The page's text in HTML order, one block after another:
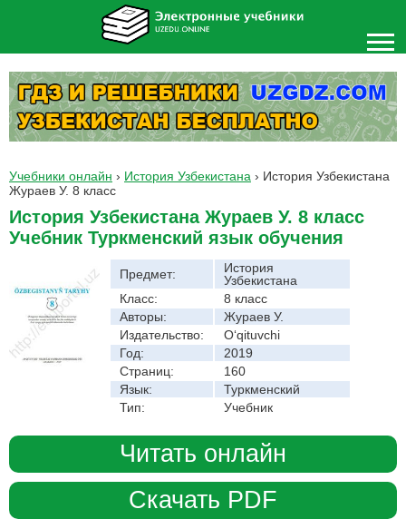
Учебники онлайн › История Узбекистана › История Узбекистана
Жураев У. 8 класс
История Узбекистана Жураев У. 8 класс
Учебник Туркменский язык обучения
Предмет:
История
Узбекистана
Класс:
8 класс
Авторы:
Жураев У.
Издательство:
O‘qituvchi
Год:
2019
Страниц:
160
Язык:
Туркменский
Тип:
Учебник
Читать онлайн
Скачать PDF